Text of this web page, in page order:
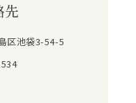
先
区池袋3-54-5